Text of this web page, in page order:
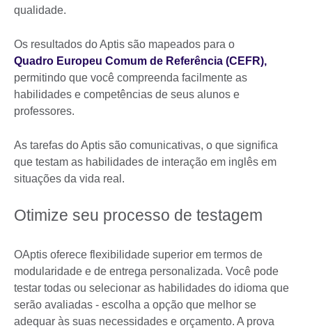
qualidade.
Os resultados do Aptis são mapeados para o
Quadro Europeu Comum de Referência (CEFR),
permitindo que você compreenda facilmente as
habilidades e competências de seus alunos e
professores.
As tarefas do Aptis são comunicativas, o que significa
que testam as habilidades de interação em inglês em
situações da vida real.
Otimize seu processo de testagem
OAptis oferece flexibilidade superior em termos de
modularidade e de entrega personalizada. Você pode
testar todas ou selecionar as habilidades do idioma que
serão avaliadas - escolha a opção que melhor se
adequar às suas necessidades e orçamento. A prova